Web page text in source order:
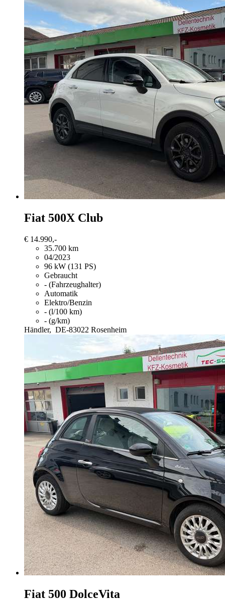
Fiat 500X Club
€ 14.990,-
35.700 km
04/2023
96 kW (131 PS)
Gebraucht
- (Fahrzeughalter)
Automatik
Elektro/Benzin
- (l/100 km)
- (g/km)
Händler, DE-83022 Rosenheim
Fiat 500 DolceVita